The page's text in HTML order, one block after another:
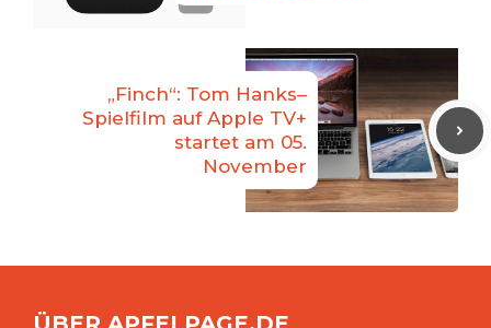
„Finch“: Tom Hanks–
Spielfilm auf Apple TV+
startet am 05.
November